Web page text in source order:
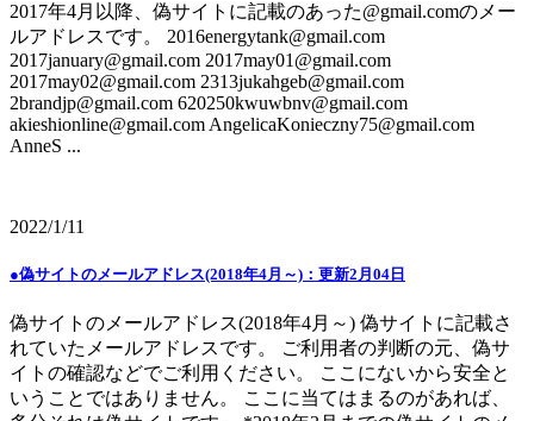
2017年4月以降、偽サイトに記載のあった@gmail.comのメー
ルアドレスです。 2016energytank@gmail.com
2017january@gmail.com 2017may01@gmail.com
2017may02@gmail.com 2313jukahgeb@gmail.com
2brandjp@gmail.com 620250kwuwbnv@gmail.com
akieshionline@gmail.com AngelicaKonieczny75@gmail.com
AnneS ...
2022/1/11
●偽サイトのメールアドレス(2018年4月～)：更新2月04日
偽サイトのメールアドレス(2018年4月～) 偽サイトに記載さ
れていたメールアドレスです。 ご利用者の判断の元、偽サ
イトの確認などでご利用ください。 ここにないから安全と
いうことではありません。 ここに当てはまるのがあれば、